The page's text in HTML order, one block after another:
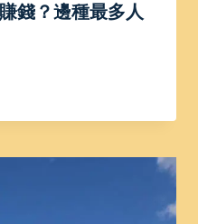
錢？邊種最多人